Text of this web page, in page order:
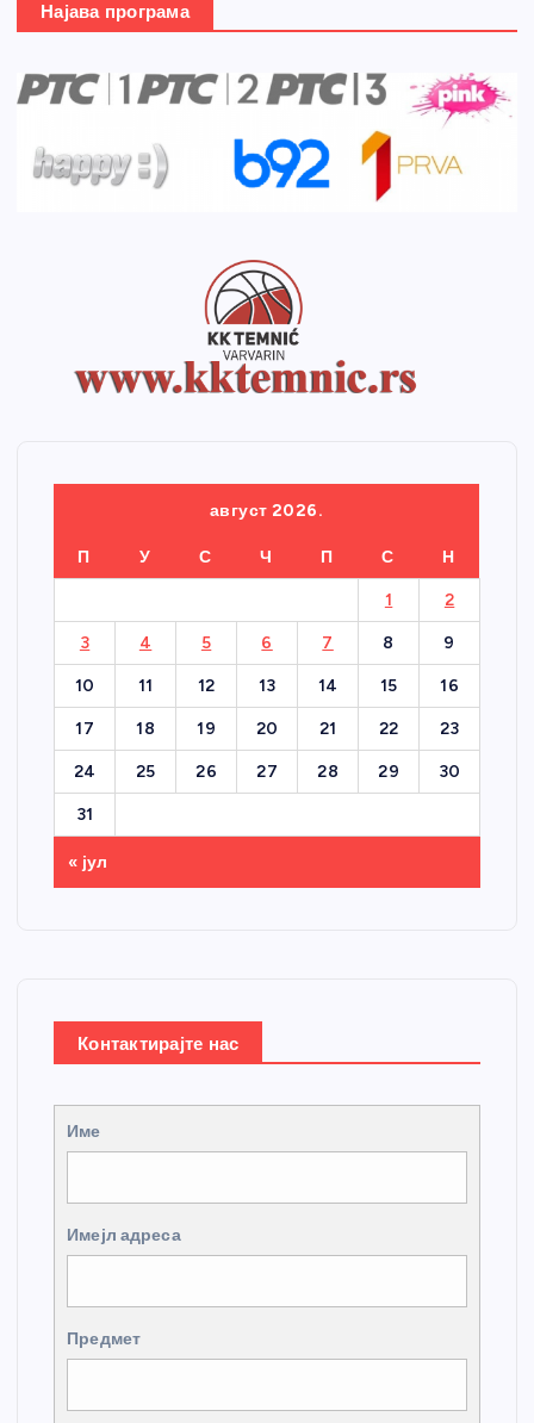
Најава програма
август 2026.
П У С Ч П С Н
1 2
3 4 5 6 7 8 9
10 11 12 13 14 15 16
17 18 19 20 21 22 23
24 25 26 27 28 29 30
31
« јул
Контактирајте нас
Име
Имејл адреса
Предмет